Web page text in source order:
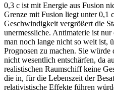
0,3 c ist mit Energie aus Fusion
Grenze mit Fusion liegt unter 0,1
Geschwindigkeit vergrößert die
unermessliche. Antimaterie ist
man noch lange nicht so weit ist,
Prognosen zu machen. Sie
nicht wesentlich entschärfen, da
realistischen Raumschiff keine
die in, für die Lebenszeit der
relativistische Effekte führen